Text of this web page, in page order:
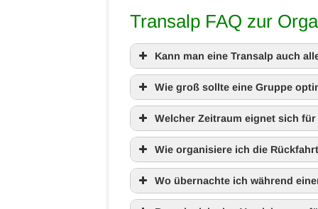
Transalp FAQ zur
Kann man eine Transalp auch
Wie groß sollte eine Gruppe
Welcher Zeitraum eignet sich
Wie organisiere ich die
Wo übernachte ich während